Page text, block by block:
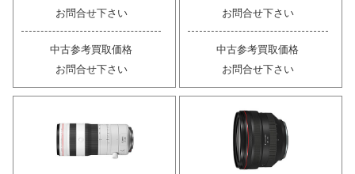
お問合せ下さい
中古参考買取価格
お問合せ下さい
お問合せ下さい
中古参考買取価格
お問合せ下さい